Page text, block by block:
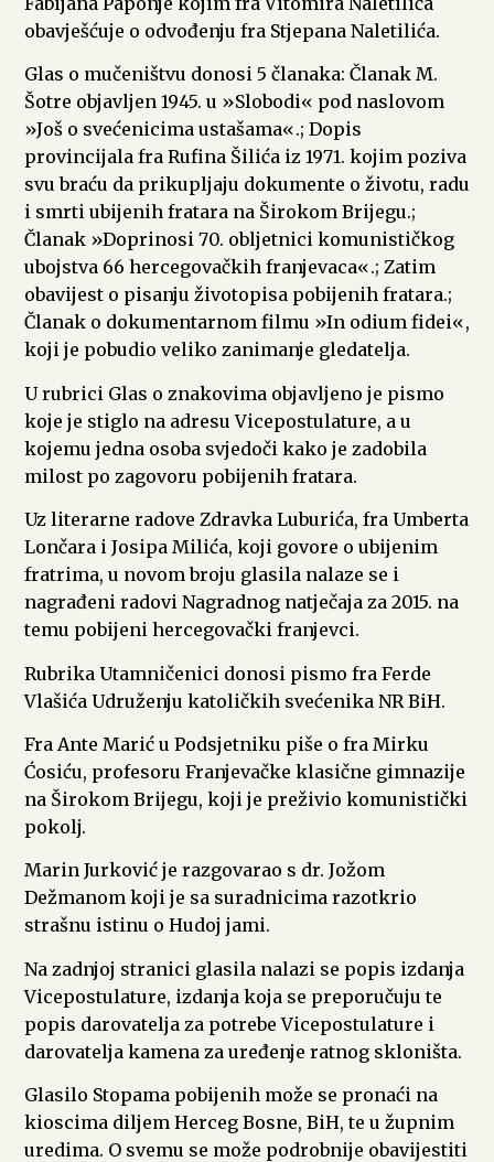
obavješćuje o odvođenju fra Stjepana Naletilića.
Glas o mučeništvu donosi 5 članaka: Članak M.
Šotre objavljen 1945. u »Slobodi« pod naslovom
»Još o svećenicima ustašama«.; Dopis
provincijala fra Rufina Šilića iz 1971. kojim poziva
svu braću da prikupljaju dokumente o životu, radu
i smrti ubijenih fratara na Širokom Brijegu.;
Članak »Doprinosi 70. obljetnici komunističkog
ubojstva 66 hercegovačkih franjevaca«.; Zatim
obavijest o pisanju životopisa pobijenih fratara.;
Članak o dokumentarnom filmu »In odium fidei«,
koji je pobudio veliko zanimanje gledatelja.
U rubrici Glas o znakovima objavljeno je pismo
koje je stiglo na adresu Vicepostulature, a u
kojemu jedna osoba svjedoči kako je zadobila
milost po zagovoru pobijenih fratara.
Uz literarne radove Zdravka Luburića, fra Umberta
Lončara i Josipa Milića, koji govore o ubijenim
fratrima, u novom broju glasila nalaze se i
nagrađeni radovi Nagradnog natječaja za 2015. na
temu pobijeni hercegovački franjevci.
Rubrika Utamničenici donosi pismo fra Ferde
Vlašića Udruženju katoličkih svećenika NR BiH.
Fra Ante Marić u Podsjetniku piše o fra Mirku
Ćosiću, profesoru Franjevačke klasične gimnazije
na Širokom Brijegu, koji je preživio komunistički
pokolj.
Marin Jurković je razgovarao s dr. Jožom
Dežmanom koji je sa suradnicima razotkrio
strašnu istinu o Hudoj jami.
Na zadnjoj stranici glasila nalazi se popis izdanja
Vicepostulature, izdanja koja se preporučuju te
popis darovatelja za potrebe Vicepostulature i
darovatelja kamena za uređenje ratnog skloništa.
Glasilo Stopama pobijenih može se pronaći na
kioscima diljem Herceg Bosne, BiH, te u župnim
uredima. O svemu se može podrobnije obavijestiti